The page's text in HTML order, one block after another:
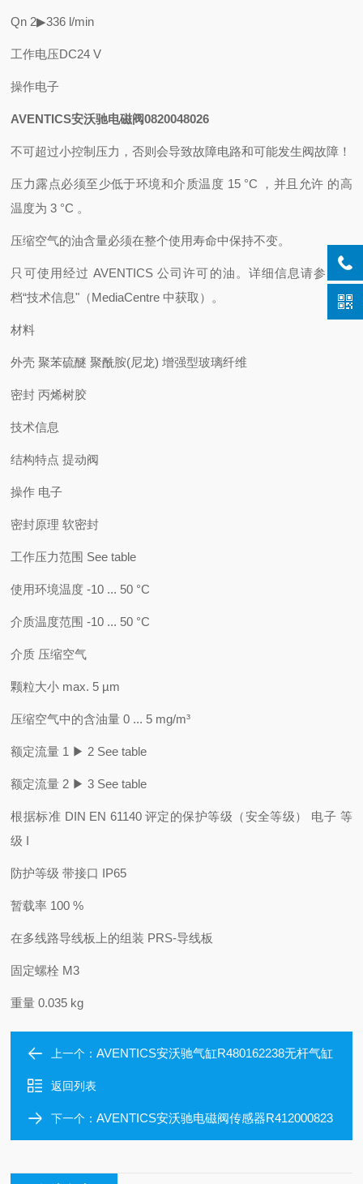
Qn 2▶336 l/min
工作电压DC24 V
操作电子
AVENTICS安沃驰电磁阀0820048026
不可超过小控制压力，否则会导致故障电路和可能发生阀故障！
压力露点必须至少低于环境和介质温度 15 °C ，并且允许 的高
温度为 3 °C 。
压缩空气的油含量必须在整个使用寿命中保持不变。
只可使用经过 AVENTICS 公司许可的油。详细信息请参见文
档“技术信息"（MediaCentre 中获取）。
材料
外壳聚苯硫醚 聚酰胺(尼龙) 增强型玻璃纤维
密封丙烯树胶
技术信息
结构特点提动阀
操作 电子
密封原理软密封
工作压力范围 See table
使用环境温度-10 ... 50 °C
介质温度范围-10 ... 50 °C
介质 压缩空气
颗粒大小 max. 5 µm
压缩空气中的含油量0 ... 5 mg/m³
额定流量 1 ▶ 2 See table
额定流量 2 ▶ 3 See table
根据标准 DIN EN 61140 评定的保护等级（安全等级） 电子 等
级 I
防护等级 带接口 IP65
暂载率 100 %
在多线路导线板上的组装 PRS-导线板
固定螺栓 M3
重量0.035 kg
上一个：AVENTICS安沃驰气缸R480162238无杆气缸
返回列表
下一个：AVENTICS安沃驰电磁阀传感器R412000823